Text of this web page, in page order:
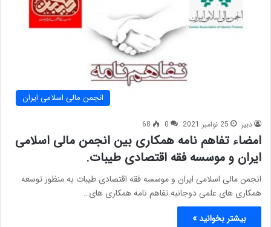
انجمن مالی اسلامی ایران
دبیر 25 نوامبر 2021 0
68
امضاء تفاهم نامه همکاری بین انجمن مالی اسلامی
ایران و موسسه فقه اقتصادی طیبات.
انجمن مالی اسلامی ایران و موسسه فقه اقتصادی طیبات به منظور توسعه
همکاری های علمی دوجانبه تفاهم نامه همکاری های…
بیشتر بخوانید »